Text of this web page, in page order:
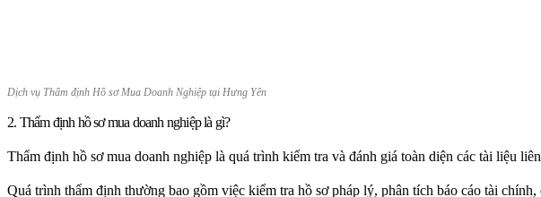
Dịch vụ Thẩm định Hồ sơ Mua Doanh Nghiệp tại Hưng Yên
2. Thẩm định hồ sơ mua doanh nghiệp là gì?
Thẩm định hồ sơ mua doanh nghiệp là quá trình kiểm tra và đánh giá toàn diện các tài liệu
Quá trình thẩm định thường bao gồm việc kiểm tra hồ sơ pháp lý, phân tích báo cáo tài